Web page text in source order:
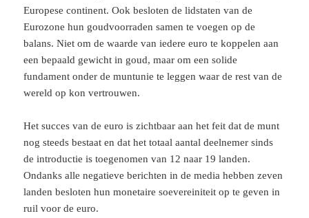
Europese continent. Ook besloten de lidstaten van de
Eurozone hun goudvoorraden samen te voegen op de
balans. Niet om de waarde van iedere euro te koppelen aan
een bepaald gewicht in goud, maar om een solide
fundament onder de muntunie te leggen waar de rest van de
wereld op kon vertrouwen.
Het succes van de euro is zichtbaar aan het feit dat de munt
nog steeds bestaat en dat het totaal aantal deelnemer sinds
de introductie is toegenomen van 12 naar 19 landen.
Ondanks alle negatieve berichten in de media hebben zeven
landen besloten hun monetaire soevereiniteit op te geven in
ruil voor de euro.